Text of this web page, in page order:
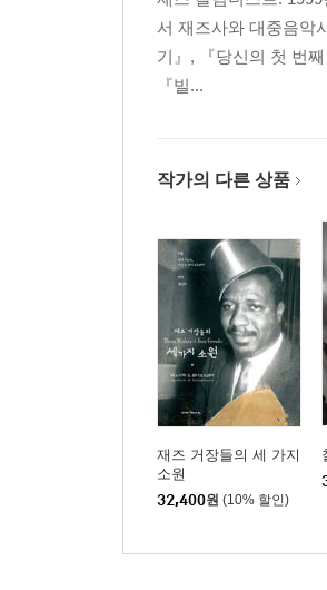
서 재즈사와 대중음악
기』, 『당신의 첫 번
『빌...
작가의 다른 상품
재즈 거장들의 세 가지
소원
32,400원 (10% 할인)